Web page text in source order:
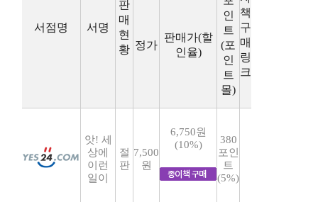
서점명 서명
판
매
현
황
책
구
매
링
크
정가
판매가(할
인율)
인
트
(포
인
트
몰)
앗! 세
상에
이런
일이
절
판
7,500
원
6,750원
(10%)
380
포인
트
(5%)